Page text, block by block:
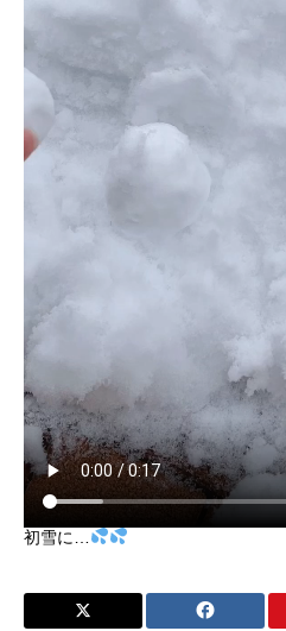
初雪に…